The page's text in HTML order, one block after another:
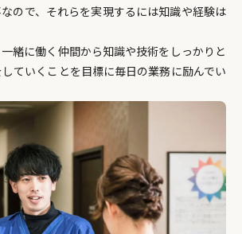
ので、それらを実現するには知識や経験は
緒に働く仲間から知識や技術をしっかりと
ていくことを目標に毎日の業務に励んでい